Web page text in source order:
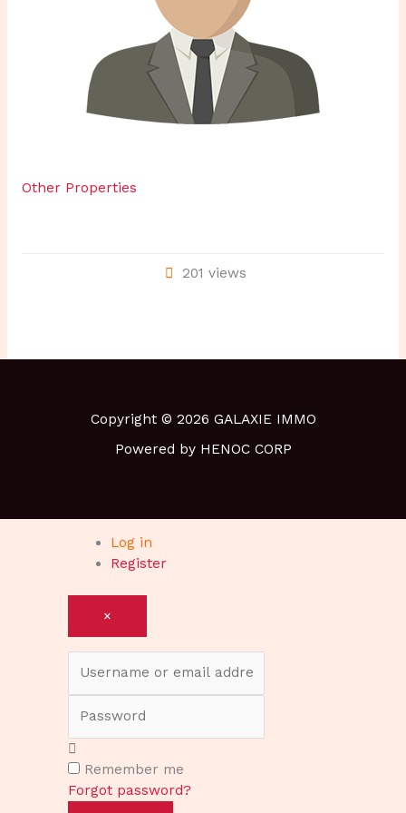
Other Properties
201 views
Copyright © 2026 GALAXIE IMMO
Powered by HENOC CORP
Log in
Register
×
Remember me
Forgot password?